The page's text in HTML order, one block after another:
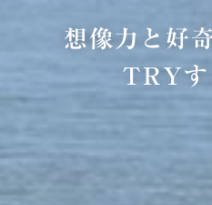
想像力と好
TRYす